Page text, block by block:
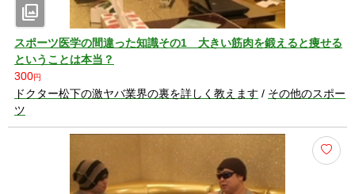
photo_library
スポーツ医学の間違った知識その1 大きい筋肉を鍛えると痩せる
ということは本当？
300円
ドクター松下の激ヤバ業界の裏を詳しく教えます / その他のスポー
ツ